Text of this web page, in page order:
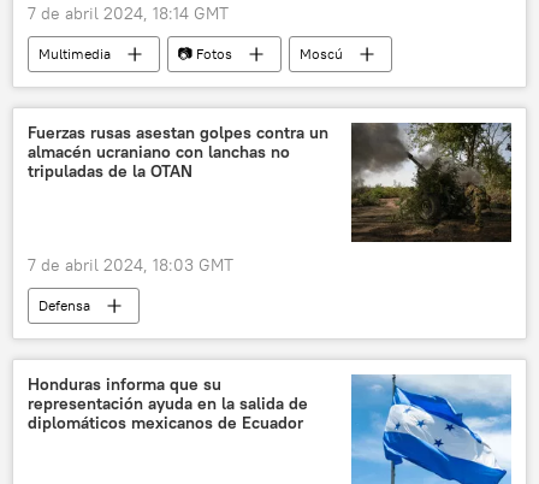
7 de abril 2024, 18:14 GMT
Multimedia 📷 Fotos
Moscú
🎭 Arte y cultura
Fuerzas rusas asestan golpes contra un
almacén ucraniano con lanchas no
tripuladas de la OTAN
7 de abril 2024, 18:03 GMT
Defensa
📰 Operación rusa de desmilitarización y desnazificación de Ucrania
🛡️ Zonas de conflicto
Ucrania
🌍 Europa
Honduras informa que su
representación ayuda en la salida de
diplomáticos mexicanos de Ecuador